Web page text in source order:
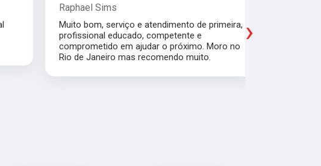
Raphael Sims
Muito bom, serviço e atendimento de primeira,
profissional educado, competente e
comprometido em ajudar o próximo. Moro no
Rio de Janeiro mas recomendo muito.
›